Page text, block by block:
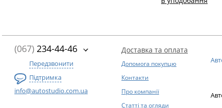
(067) 234-44-46
Передзвонити
Підтримка
info@autostudio.com.ua
Доставка та оплата
Допомога покупцю
Контакти
Про компанії
Статті та огляди